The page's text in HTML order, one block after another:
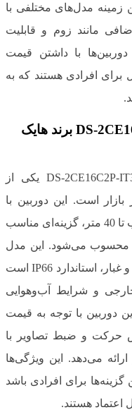
زمینه مدل‌های مختلفی با
مانند زوم و قابلیت
با داشتن قیمت
برای افرادی هستند که به
دوربین مداربسته مدل DS-2CE16C2P-IT3 برند هایک
دوربین مداربسته هایک ویژن مدل DS-2CE16C2P-IT3 یکی از
است. این دوربین با
کیفیت تصویر 720 p و قابلیت دید در شب تا 40 متر، گزینه‌ای مناسب
محسوب می‌شود. این مدل
دارای طراحی مقاوم در برابر آب و گرد و غبار، استاندارد IP66 است
و شرایط آب‌وهوایی
دوربین با توجه به قیمت
حرکت و ضبط تصاویر با
می‌دهد. این ویژگی‌ها
برای افرادی باشد
اعتماد هستند.